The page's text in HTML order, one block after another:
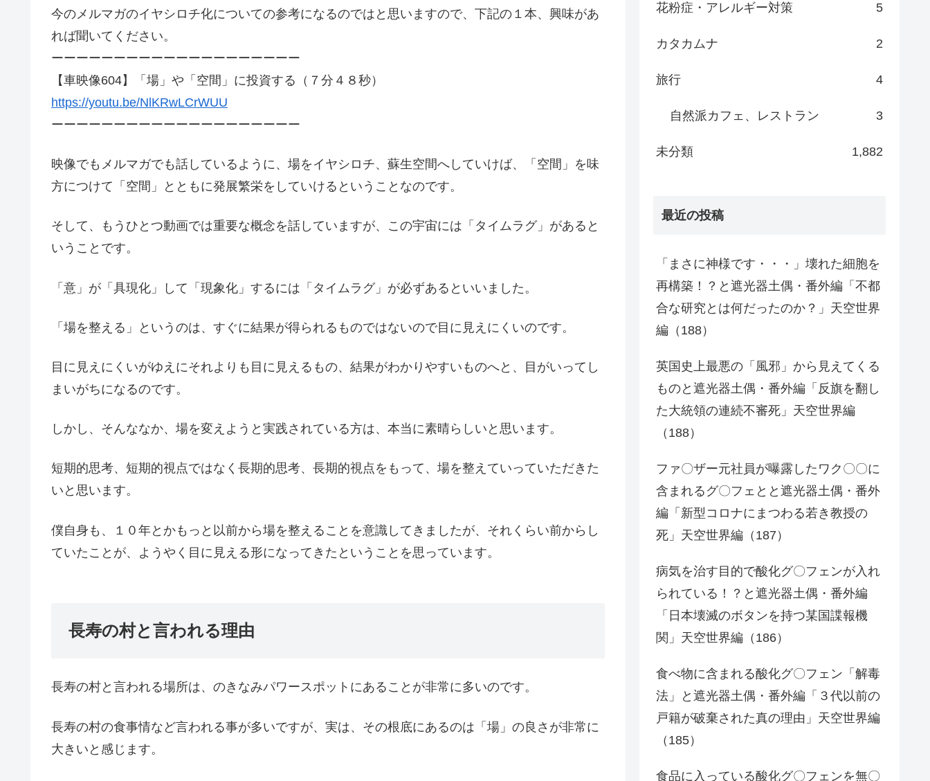
今のメルマガのイヤシロチ化についての参考になるのではと思いますので、下記の１本、興味があ
れば聞いてください。
ーーーーーーーーーーーーーーーーーーーー
【車映像604】「場」や「空間」に投資する（７分４８秒）
https://youtu.be/NlKRwLCrWUU
ーーーーーーーーーーーーーーーーーーーー
映像でもメルマガでも話しているように、場をイヤシロチ、蘇生空間へしていけば、「空間」を味
方につけて「空間」とともに発展繁栄をしていけるということなのです。
そして、もうひとつ動画では重要な概念を話していますが、この宇宙には「タイムラグ」があると
いうことです。
「意」が「具現化」して「現象化」するには「タイムラグ」が必ずあるといいました。
「場を整える」というのは、すぐに結果が得られるものではないので目に見えにくいのです。
目に見えにくいがゆえにそれよりも目に見えるもの、結果がわかりやすいものへと、目がいってし
まいがちになるのです。
しかし、そんななか、場を変えようと実践されている方は、本当に素晴らしいと思います。
短期的思考、短期的視点ではなく長期的思考、長期的視点をもって、場を整えていっていただきた
いと思います。
僕自身も、１０年とかもっと以前から場を整えることを意識してきましたが、それくらい前からし
ていたことが、ようやく目に見える形になってきたということを思っています。
長寿の村と言われる理由
長寿の村と言われる場所は、のきなみパワースポットにあることが非常に多いのです。
長寿の村の食事情など言われる事が多いですが、実は、その根底にあるのは「場」の良さが非常に
大きいと感じます。
花粉症・アレルギー対策 5
カタカムナ 2
旅行 4
自然派カフェ、レストラン 3
未分類 1,882
最近の投稿
「まさに神様です・・・」壊れた細胞を
再構築！？と遮光器土偶・番外編「不都
合な研究とは何だったのか？」天空世界
編（188）
英国史上最悪の「風邪」から見えてくる
ものと遮光器土偶・番外編「反旗を翻し
た大統領の連続不審死」天空世界編
（188）
ファ〇ザー元社員が曝露したワク〇〇に
含まれるグ〇フェとと遮光器土偶・番外
編「新型コロナにまつわる若き教授の
死」天空世界編（187）
病気を治す目的で酸化グ〇フェンが入れ
られている！？と遮光器土偶・番外編
「日本壊滅のボタンを持つ某国諜報機
関」天空世界編（186）
食べ物に含まれる酸化グ〇フェン「解毒
法」と遮光器土偶・番外編「３代以前の
戸籍が破棄された真の理由」天空世界編
（185）
食品に入っている酸化グ〇フェンを無〇